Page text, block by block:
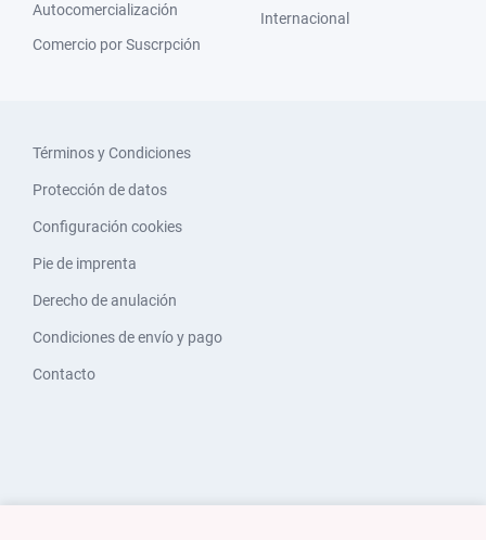
Autocomercialización
Comercio por Suscrpción
Internacional
Términos y Condiciones
Protección de datos
Configuración cookies
Pie de imprenta
Derecho de anulación
Condiciones de envío y pago
Contacto